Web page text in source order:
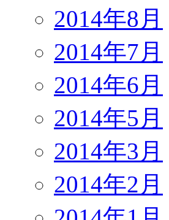
2014年8月
2014年7月
2014年6月
2014年5月
2014年3月
2014年2月